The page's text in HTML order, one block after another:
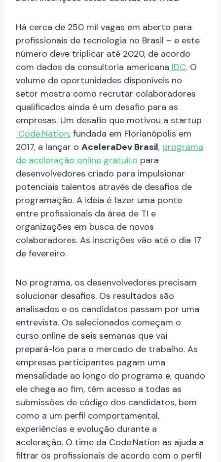
Há cerca de 250 mil vagas em aberto para
profissionais de tecnologia no Brasil – e este
número deve triplicar até 2020, de acordo
com dados da consultoria americana IDC. O
volume de oportunidades disponíveis no
setor mostra como recrutar colaboradores
qualificados ainda é um desafio para as
empresas. Um desafio que motivou a startup
Code:Nation, fundada em Florianópolis em
2017, a lançar o AceleraDev Brasil, programa
de aceleração online gratuito para
desenvolvedores criado para impulsionar
potenciais talentos através de desafios de
programação. A ideia é fazer uma ponte
entre profissionais da área de TI e
organizações em busca de novos
colaboradores. As inscrições vão até o dia 17
de fevereiro.
No programa, os desenvolvedores precisam
solucionar desafios. Os resultados são
analisados e os candidatos passam por uma
entrevista. Os selecionados começam o
curso online de seis semanas que vai
prepará-los para o mercado de trabalho. As
empresas participantes pagam uma
mensalidade ao longo do programa e, quando
ele chega ao fim, têm acesso a todas as
submissões de código dos candidatos, bem
como a um perfil comportamental,
experiências e evolução durante a
aceleração. O time da Code:Nation as ajuda a
filtrar os profissionais de acordo com o perfil